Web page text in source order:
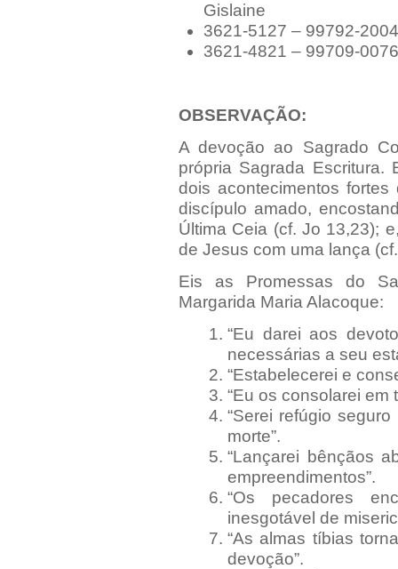
Gislaine
3621-5127 – 99792-
3621-4821 – 99709-
OBSERVAÇÃO:
A devoção ao Sagrado
própria Sagrada
dois acontecimentos
discípulo amado,
Última Ceia (cf. Jo 13,23);
de Jesus com uma lança
Eis as Promessas do
Margarida Maria Alacoque:
“Eu darei aos
necessárias a seu
“Estabelecerei e
“Eu os consolarei em
“Serei refúgio
morte”.
“Lançarei bênçãos
empreendimentos”.
“Os pecadores
inesgotável de
“As almas tíbias
devoção”.